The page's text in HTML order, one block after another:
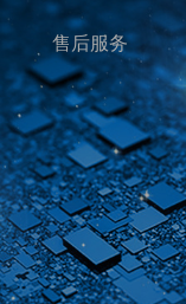
售后服务